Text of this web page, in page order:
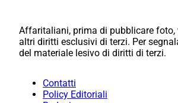
Affaritaliani, prima di pubblicare foto,
altri diritti esclusivi di terzi. Per
del materiale lesivo di diritti di terzi.
Contatti
Policy Editoriali